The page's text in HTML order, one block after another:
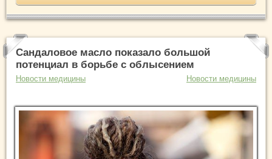
Сандаловое масло показало большой
потенциал в борьбе с облысением
Новости медицины Новости медицины